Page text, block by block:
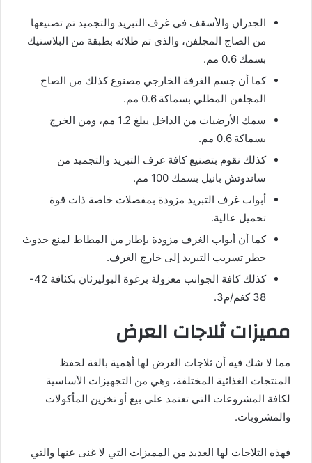
الجدران والأسقف في غرف التبريد والتجميد تم تصنيعها
من الصاج المجلفن، والذي تم طلائه بطبقة من البلاستيك
بسمك 0.6 مم.
كما أن جسم الغرفة الخارجي مصنوع كذلك من الصاج
المجلفن المطلي بسماكة 0.6 مم.
سمك الأرضيات من الداخل يبلغ 1.2 مم، ومن الخرج
بسماكة 0.6 مم.
كذلك نقوم بتصنيع كافة غرف التبريد والتجميد من
ساندوتش بانيل بسمك 100 مم.
أبواب غرف التبريد مزودة بمفصلات خاصة ذات قوة
تحميل عالية.
كما أن أبواب الغرف مزودة بإطار من المطاط لمنع حدوث
خطر تسريب التبريد إلى خارج الغرف.
كذلك كافة الجوانب معزولة برغوة البوليرثان بكثافة 42-
38 كغم/م3.
مميزات ثلاجات العرض
مما لا شك فيه أن ثلاجات العرض لها أهمية بالغة لحفظ
المنتجات الغذائية المختلفة، وهي من التجهيزات الأساسية
لكافة المشروعات التي تعتمد على بيع أو تخزين المأكولات
والمشروبات.
فهذه الثلاجات لها العديد من المميزات التي لا غنى عنها والتي